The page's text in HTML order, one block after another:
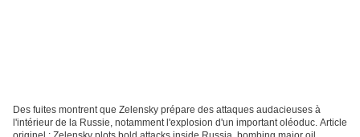
Des fuites montrent que Zelensky prépare des attaques audacieuses à
l'intérieur de la Russie, notamment l'explosion d'un important oléoduc. Article